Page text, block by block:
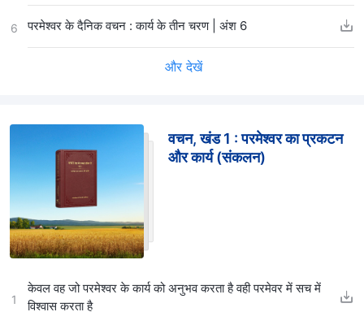
6 परमेश्वर के दैनिक वचन : कार्य के तीन चरण | अंश 6
और देखें
वचन, खंड 1 : परमेश्वर का प्रकटन
और कार्य (संकलन)
1
केवल वह जो परमेश्वर के कार्य को अनुभव करता है वही परमेवर में सच में
विश्वास करता है